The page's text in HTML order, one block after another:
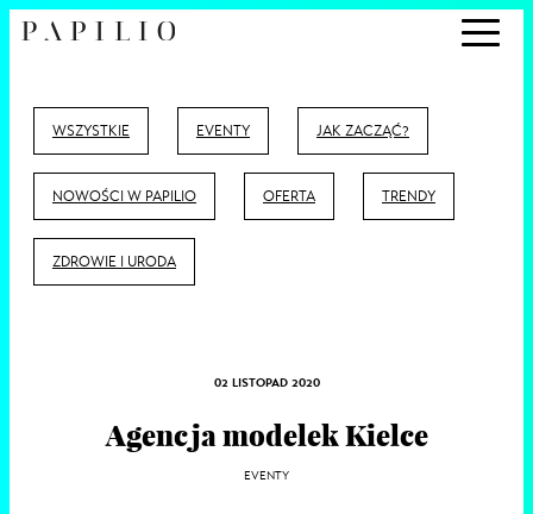
WSZYSTKIE EVENTY JAK ZACZĄĆ?
NOWOŚCI W PAPILIO OFERTA TRENDY
ZDROWIE I URODA
02 LISTOPAD 2020
Agencja modelek Kielce
EVENTY